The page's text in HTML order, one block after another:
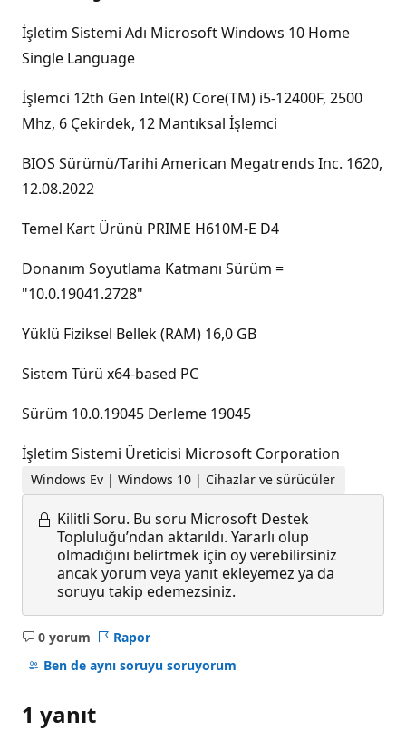
İşletim Sistemi Adı Microsoft Windows 10 Home
Single Language
İşlemci 12th Gen Intel(R) Core(TM) i5-12400F, 2500
Mhz, 6 Çekirdek, 12 Mantıksal İşlemci
BIOS Sürümü/Tarihi American Megatrends Inc. 1620,
12.08.2022
Temel Kart Ürünü PRIME H610M-E D4
Donanım Soyutlama Katmanı Sürüm =
"10.0.19041.2728"
Yüklü Fiziksel Bellek (RAM) 16,0 GB
Sistem Türü x64-based PC
Sürüm 10.0.19045 Derleme 19045
İşletim Sistemi Üreticisi Microsoft Corporation
Windows Ev | Windows 10 | Cihazlar ve sürücüler
Kilitli Soru. Bu soru Microsoft Destek
Topluluğu’ndan aktarıldı. Yararlı olup
olmadığını belirtmek için oy verebilirsiniz
ancak yorum veya yanıt ekleyemez ya da
soruyu takip edemezsiniz.
0 yorum
Açıklama
yok
Rapor
Ben de aynı soruyu soruyorum
1 yanıt